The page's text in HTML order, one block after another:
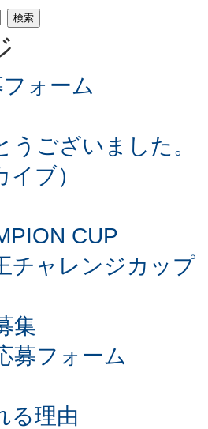
ォーム
うございました。
ブ）
CUP
チャレンジカップ
集
募フォーム
る理由